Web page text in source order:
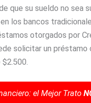
que su sueldo no sea
los bancos
otorgados por
solicitar un préstamo
el Mejor Trato